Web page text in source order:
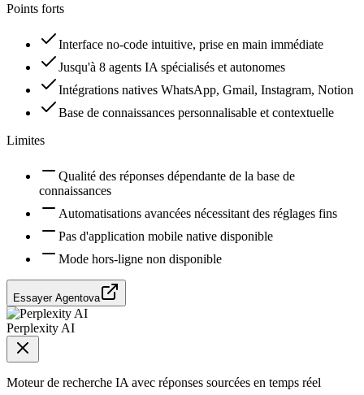
Points forts
Interface no-code intuitive, prise en main immédiate
Jusqu'à 8 agents IA spécialisés et autonomes
Intégrations natives WhatsApp, Gmail, Instagram, Notion
Base de connaissances personnalisable et contextuelle
Limites
Qualité des réponses dépendante de la base de
connaissances
Automatisations avancées nécessitant des réglages fins
Pas d'application mobile native disponible
Mode hors-ligne non disponible
Essayer Agentova
Perplexity AI
Moteur de recherche IA avec réponses sourcées en temps réel